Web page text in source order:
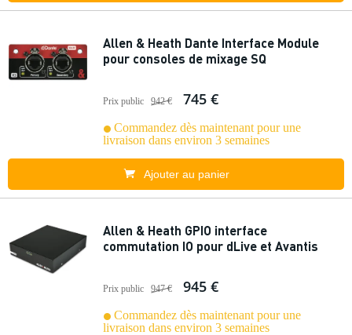
Allen & Heath Dante Interface Module
pour consoles de mixage SQ
Prix public 942 € 745 €
Commandez dès maintenant pour une
livraison dans environ 3 semaines
Ajouter au panier
Allen & Heath GPIO interface
commutation IO pour dLive et Avantis
Prix public 947 € 945 €
Commandez dès maintenant pour une
livraison dans environ 3 semaines